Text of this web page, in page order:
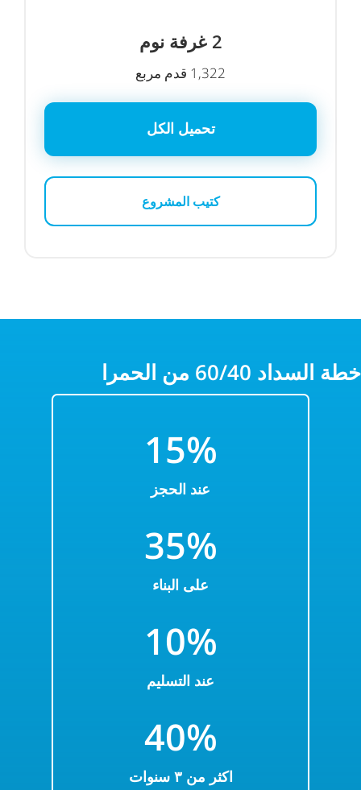
2 غرفة نوم
1,322 قدم مربع
تحميل الكل
كتيب المشروع
خطة السداد 60/40 من الحمرا
15%
عند الحجز
35%
على البناء
10%
عند التسليم
40%
اكثر من ۳ سنوات